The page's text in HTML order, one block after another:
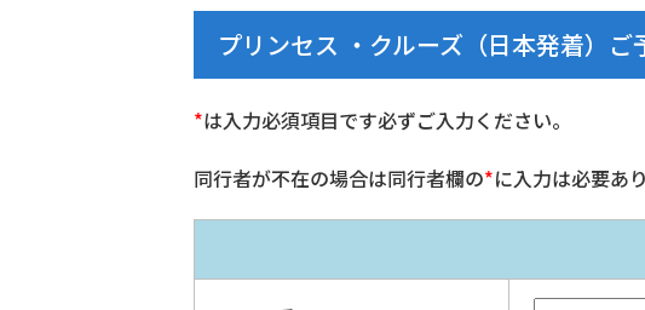
プリンセス ・クルーズ（日本発着）ご
*は入力必須項目です必ずご入力ください。
同行者が不在の場合は同行者欄の*に入力は必要あ